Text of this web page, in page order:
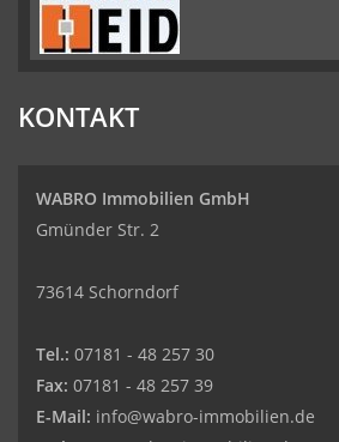
KONTAKT
WABRO Immobilien GmbH
Gmünder Str. 2
73614 Schorndorf
Tel.: 07181 - 48 257 30
Fax: 07181 - 48 257 39
E-Mail: info@wabro-immobilien.de